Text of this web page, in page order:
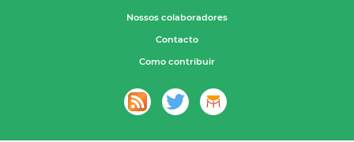
Nossos colaboradores
Contacto
Como contribuir